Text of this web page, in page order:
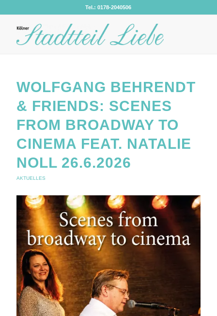
Tel.: 0178-2040506
WOLFGANG BEHRENDT
& FRIENDS: SCENES
FROM BROADWAY TO
CINEMA FEAT. NATALIE
NOLL 26.6.2026
AKTUELLES